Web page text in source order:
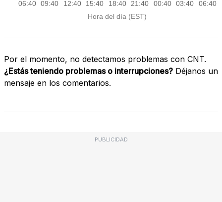
Por el momento, no detectamos problemas con CNT.
¿Estás teniendo problemas o interrupciones? Déjanos un
mensaje en los comentarios.
PUBLICIDAD